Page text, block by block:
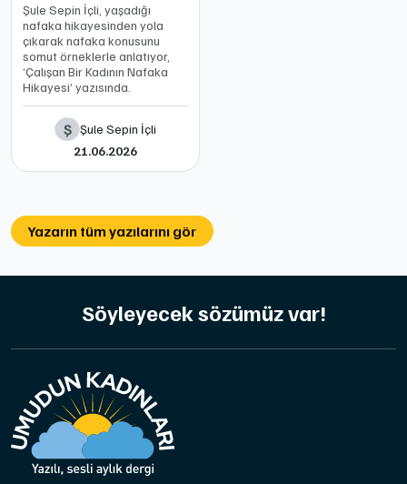
Şule Sepin İçli, yaşadığı
nafaka hikayesinden yola
çıkarak nafaka konusunu
somut örneklerle anlatıyor,
‘Çalışan Bir Kadının Nafaka
Hikayesi’ yazısında.
Ş Şule Sepin İçli
21.06.2026
Yazarın tüm yazılarını gör
Söyleyecek sözümüz var!